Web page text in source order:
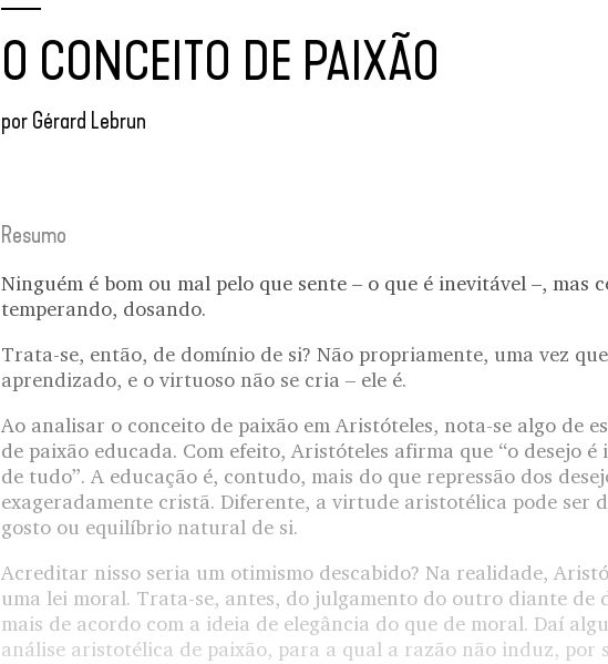
O CONCEITO DE PAIXÃO
por Gérard Lebrun
Resumo
Ninguém é bom ou mal pelo que sente – o que é inevitável –, mas
temperando, dosando.
Trata-se, então, de domínio de si? Não propriamente, uma vez
aprendizado, e o virtuoso não se cria – ele é.
Ao analisar o conceito de paixão em Aristóteles, nota-se algo de
de paixão educada. Com efeito, Aristóteles afirma que “o desejo é
de tudo”. A educação é, contudo, mais do que repressão dos
exageradamente cristã. Diferente, a virtude aristotélica pode ser
gosto ou equilíbrio natural de si.
Acreditar nisso seria um otimismo descabido? Na realidade,
uma lei moral. Trata-se, antes, do julgamento do outro diante de
mais de acordo com a ideia de elegância do que de moral. Daí
análise aristotélica de paixão, para a qual a razão não induz, por